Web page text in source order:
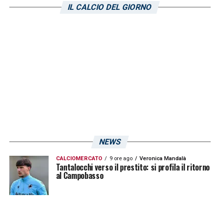
IL CALCIO DEL GIORNO
NEWS
CALCIOMERCATO 9 ore ago Veronica Mandalà
Tantalocchi verso il prestito: si profila il ritorno
al Campobasso